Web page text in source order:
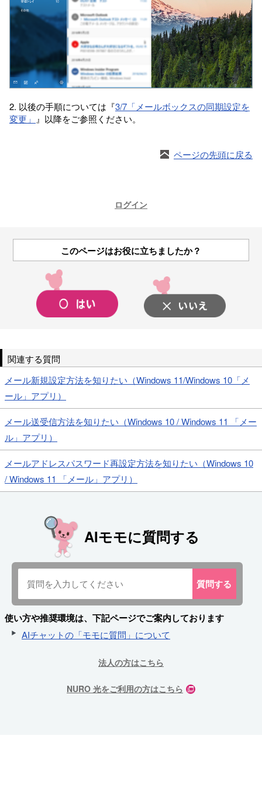
2. 以後の手順については『3/7「メールボックスの同期設定を
変更」 』以降をご参照ください。
ページの先頭に戻る
ログイン
このページはお役に立ちましたか？
関連する質問
メール新規設定方法を知りたい（Windows 11/Windows 10「メ
ール」アプリ）
メール送受信方法を知りたい（Windows 10 / Windows 11 「メー
ル」アプリ）
メールアドレスパスワード再設定方法を知りたい（Windows 10
/ Windows 11 「メール」アプリ）
AIモモに質問する
質問する
使い方や推奨環境は、下記ページでご案内しております
AIチャットの「モモに質問」について
法人の方はこちら
NURO 光をご利用の方はこちら